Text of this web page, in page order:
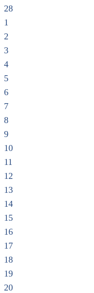
28
1
2
3
4
5
6
7
8
9
10
11
12
13
14
15
16
17
18
19
20